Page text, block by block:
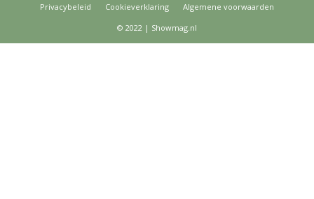
Privacybeleid Cookieverklaring
Algemene voorwaarden
© 2022 | Showmag.nl